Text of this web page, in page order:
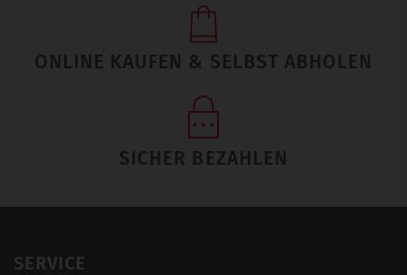
ONLINE KAUFEN & SELBST ABHOLEN
SICHER BEZAHLEN
SERVICE